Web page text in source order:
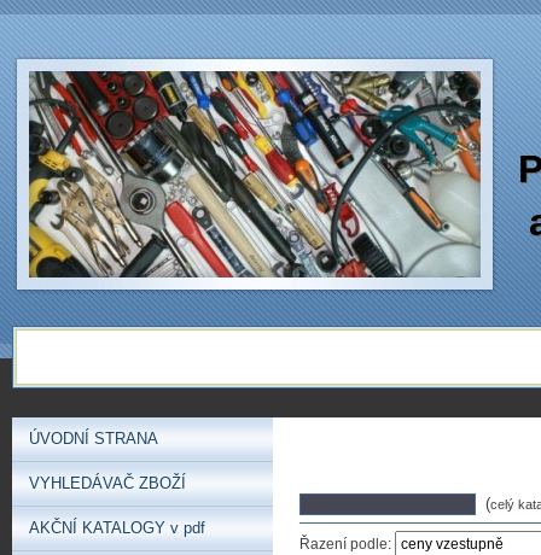
(celý
Řazení podle:
ÚVODNÍ STRANA
VYHLEDÁVAČ ZBOŽÍ
AKČNÍ KATALOGY v pdf